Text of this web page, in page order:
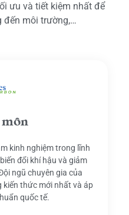
ưu và tiết kiệm nhất để
đến môi trường,…
kinh nghiệm trong lĩnh
đổi khí hậu và giảm
ngũ chuyên gia của
thức mới nhất và áp
quốc tế.